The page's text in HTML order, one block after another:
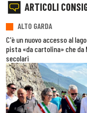
ARTICOLI
ALTO GARDA
C'è un nuovo accesso al
pista «da cartolina» che da
secolari